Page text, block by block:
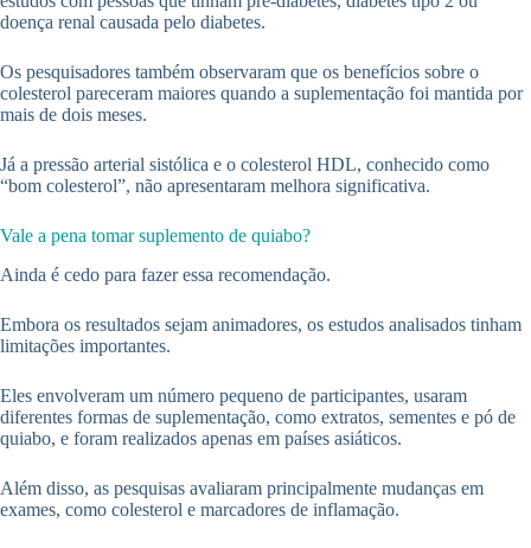
doença renal causada pelo diabetes.
Os pesquisadores também observaram que os benefícios sobre o
colesterol pareceram maiores quando a suplementação foi mantida por
mais de dois meses.
Já a pressão arterial sistólica e o colesterol HDL, conhecido como
“bom colesterol”, não apresentaram melhora significativa.
Vale a pena tomar suplemento de quiabo?
Ainda é cedo para fazer essa recomendação.
Embora os resultados sejam animadores, os estudos analisados tinham
limitações importantes.
Eles envolveram um número pequeno de participantes, usaram
diferentes formas de suplementação, como extratos, sementes e pó de
quiabo, e foram realizados apenas em países asiáticos.
Além disso, as pesquisas avaliaram principalmente mudanças em
exames, como colesterol e marcadores de inflamação.